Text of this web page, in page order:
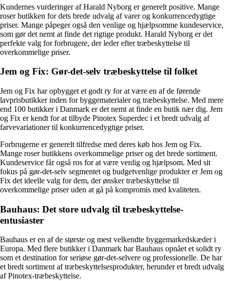
Kundernes vurderinger af Harald Nyborg er generelt positive. Mange
roser butikken for dets brede udvalg af varer og konkurrencedygtige
priser. Mange påpeger også den venlige og hjælpsomme kundeservice,
som gør det nemt at finde det rigtige produkt. Harald Nyborg er det
perfekte valg for forbrugere, der leder efter træbeskyttelse til
overkommelige priser.
Jem og Fix: Gør-det-selv træbeskyttelse til folket
Jem og Fix har opbygget et godt ry for at være en af de førende
lavprisbutikker inden for byggematerialer og træbeskyttelse. Med mere
end 100 butikker i Danmark er det nemt at finde en butik nær dig. Jem
og Fix er kendt for at tilbyde Pinotex Superdec i et bredt udvalg af
farvevariationer til konkurrencedygtige priser.
Forbrugerne er generelt tilfredse med deres køb hos Jem og Fix.
Mange roser butikkens overkommelige priser og det brede sortiment.
Kundeservice får også ros for at være venlig og hjælpsom. Med sit
fokus på gør-det-selv segmentet og budgetvenlige produkter er Jem og
Fix det ideelle valg for dem, der ønsker træbeskyttelse til
overkommelige priser uden at gå på kompromis med kvaliteten.
Bauhaus: Det store udvalg til træbeskyttelse-
entusiaster
Bauhaus er en af de største og mest velkendte byggemarkedskæder i
Europa. Med flere butikker i Danmark har Bauhaus opnået et solidt ry
som et destination for seriøse gør-det-selvere og professionelle. De har
et bredt sortiment af træbeskyttelsesprodukter, herunder et bredt udvalg
af Pinotex-træbeskyttelse.